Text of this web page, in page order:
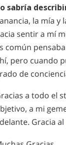
sabría
la mía y
sentir a mí
común
pero cuando
de
a todo el
a mi
Gracia al